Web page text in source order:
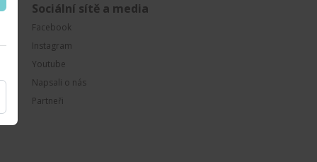
Sociální sítě a media
Facebook
Instagram
Youtube
Napsali o nás
Partneři